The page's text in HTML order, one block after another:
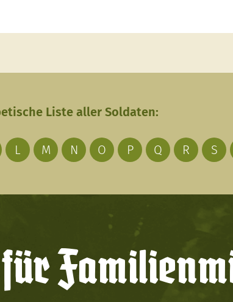
Liste aller Soldaten:
L M N O P Q R S